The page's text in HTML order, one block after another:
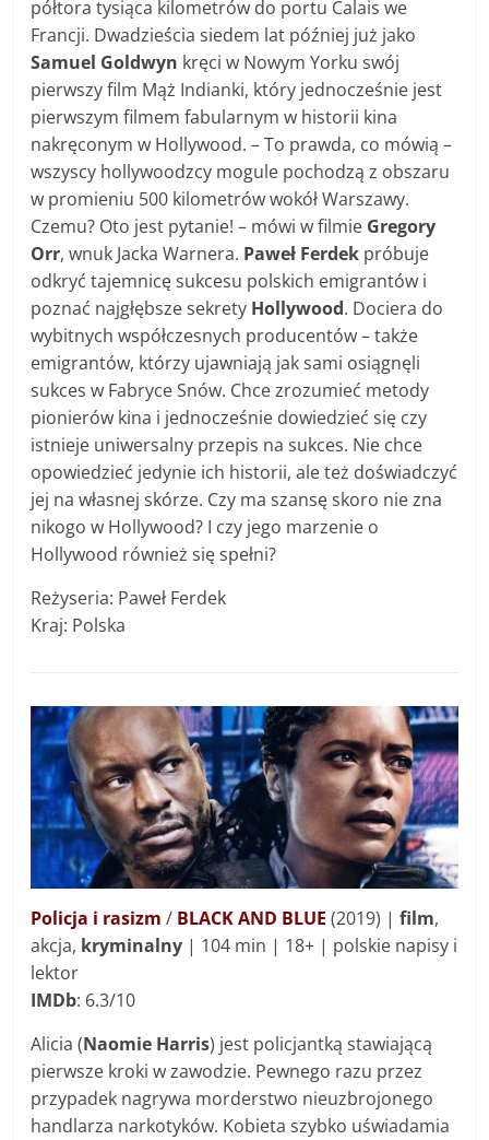
półtora tysiąca kilometrów do portu Calais we
Francji. Dwadzieścia siedem lat później już jako
Samuel Goldwyn kręci w Nowym Yorku swój
pierwszy film Mąż Indianki, który jednocześnie jest
pierwszym filmem fabularnym w historii kina
nakręconym w Hollywood. – To prawda, co mówią –
wszyscy hollywoodzcy mogule pochodzą z obszaru
w promieniu 500 kilometrów wokół Warszawy.
Czemu? Oto jest pytanie! – mówi w filmie Gregory
Orr, wnuk Jacka Warnera. Paweł Ferdek próbuje
odkryć tajemnicę sukcesu polskich emigrantów i
poznać najgłębsze sekrety Hollywood. Dociera do
wybitnych współczesnych producentów – także
emigrantów, którzy ujawniają jak sami osiągnęli
sukces w Fabryce Snów. Chce zrozumieć metody
pionierów kina i jednocześnie dowiedzieć się czy
istnieje uniwersalny przepis na sukces. Nie chce
opowiedzieć jedynie ich historii, ale też doświadczyć
jej na własnej skórze. Czy ma szansę skoro nie zna
nikogo w Hollywood? I czy jego marzenie o
Hollywood również się spełni?
Reżyseria: Paweł Ferdek
Kraj: Polska
Policja i rasizm / BLACK AND BLUE (2019) |film,
akcja, kryminalny | 104 min | 18+ | polskie napisy i
lektor
IMDb: 6.3/10
Alicia (Naomie Harris) jest policjantką stawiającą
pierwsze kroki w zawodzie. Pewnego razu przez
przypadek nagrywa morderstwo nieuzbrojonego
handlarza narkotyków. Kobieta szybko uświadamia